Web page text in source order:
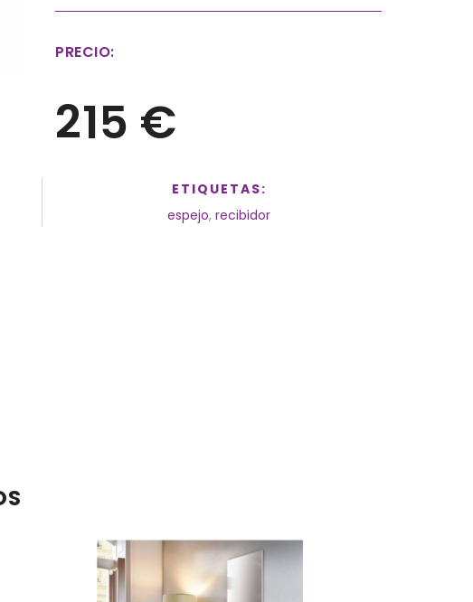
PRECIO:
215 €
ETIQUETAS:
espejo,recibidor